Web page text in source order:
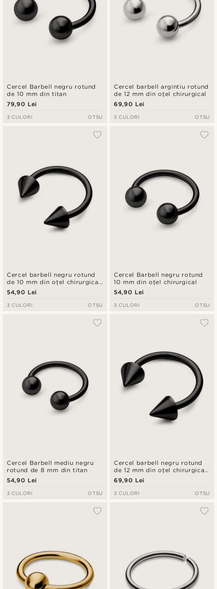
Cercel Barbell negru rotund
de 10 mm din titan
79,90 Lei
3 CULORI OTSU
Cercel barbell argintiu rotund
de 12 mm din oțel chirurgical
69,90 Lei
3 CULORI OTSU
Cercel barbell negru rotund
de 10 mm din oțel chirurgical
cu țepi
54,90 Lei
3 CULORI OTSU
Cercel Barbell negru rotund
10 mm din oțel chirurgical
54,90 Lei
3 CULORI OTSU
Cercel Barbell mediu negru
rotund de 8 mm din titan
54,90 Lei
3 CULORI OTSU
Cercel barbell negru rotund
de 12 mm din oțel chirurgical
cu țepi
69,90 Lei
3 CULORI OTSU